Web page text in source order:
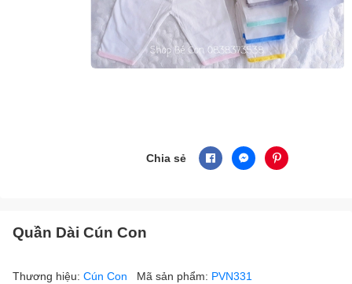
Chia sẻ
Quần Dài Cún Con
Thương hiệu: Cún Con Mã sản phẩm: PVN331